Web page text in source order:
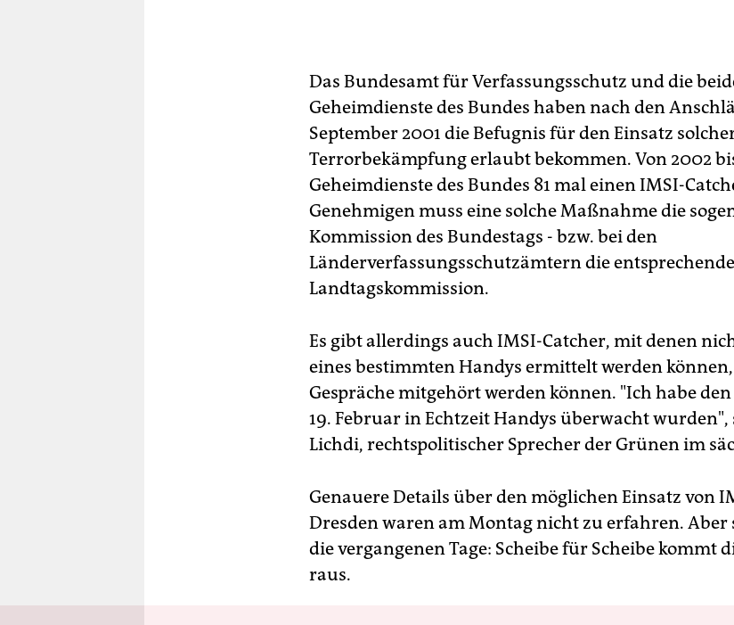
Das Bundesamt für Verfassungsschutz und die
Geheimdienste des Bundes haben nach den
September 2001 die Befugnis für den Einsatz
Terrorbekämpfung erlaubt bekommen. Von 2002
Geheimdienste des Bundes 81 mal einen IMSI-
Genehmigen muss eine solche Maßnahme die
Kommission des Bundestags - bzw. bei den
Länderverfassungsschutzämtern die entsprechende
Landtagskommission.
Es gibt allerdings auch IMSI-Catcher, mit denen
eines bestimmten Handys ermittelt werden
Gespräche mitgehört werden können. "Ich habe
19. Februar in Echtzeit Handys überwacht wurden",
Lichdi, rechtspolitischer Sprecher der Grünen im
Genauere Details über den möglichen Einsatz von
Dresden waren am Montag nicht zu erfahren. Aber
die vergangenen Tage: Scheibe für Scheibe kommt
raus.